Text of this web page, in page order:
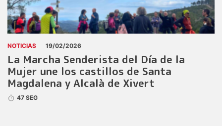
NOTICIAS 19/02/2026
La Marcha Senderista del Día de la
Mujer une los castillos de Santa
Magdalena y Alcalà de Xivert
47 SEG